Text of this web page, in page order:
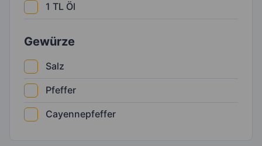
1 TL Öl
Gewürze
Salz
Pfeffer
Cayennepfeffer